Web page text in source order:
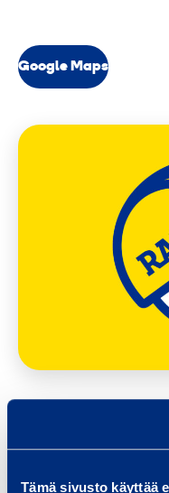
Tämä sivusto käyttää
Google Maps